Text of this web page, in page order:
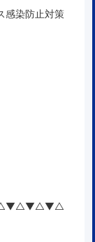
感染防止対策